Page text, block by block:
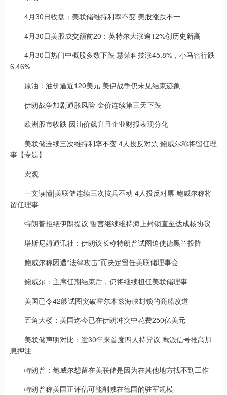
4月30日收盘：美联储维持利率不变 美股涨跌不一
4月30日美股成交额前20：英特尔大涨逾12%创历史新高
4月30日热门中概股多数下跌 慧荣科技涨45.8%，小马智行跌
6.46%
原油：油价逼近120美元 美伊战争仍未见结束迹象
伊朗战争加剧通胀风险 金价连续第三天下跌
欧洲股市收跌 因油价飙升且企业财报表现分化
美联储连续三次维持利率不变 4人投反对票 鲍威尔称将留任理
事【专题】
宏观
一文读懂|美联储连续三次按兵不动 4人投反对票 鲍威尔称将
留任理事
特朗普拒绝伊朗提议 誓言继续维持海上封锁直至达成核协议
塔斯尼姆通讯社：伊朗议长称特朗普试图迫使德黑兰投降
鲍威尔称因遭“法律攻击”而决定留任美联储理事会
鲍威尔：主席任期结束后，仍将继续担任美联储理事
美国已令42艘试图突破霍尔木兹海峡封锁的商船改道
五角大楼：美国迄今已在伊朗冲突中花费250亿美元
美联储声明对比：逾30年来首度四人持异议 鹰派信号推高加
息押注
特朗普：鲍威尔想留在美联储是因为在其他地方找不到工作
特朗普称美国正评估可能削减在德国的驻军规模